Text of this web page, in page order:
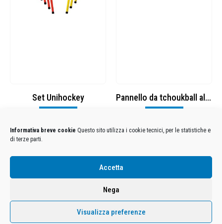
Informativa breve cookie Questo sito utilizza i cookie tecnici, per le statistiche e
di terze parti.
Accetta
Nega
Visualizza preferenze
Set Unihockey Pannello da tchoukball alta qualità HTF
Condizioni Generali di Utilizzo-Cookies-Privacy
Euro 12.500.000 i.v. - C.F. e Iscr. Reg. Imp. Monza e Brianza 02137480964 - R.E.A. MB-1370021 -